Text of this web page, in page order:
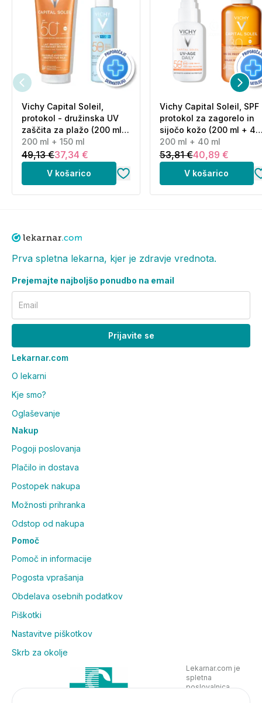
Izdelek vsakodnevno nanesite pod čiste in suhe
pazduhe.
Opozorila:
Ta izdelek za uporabo v obicajnih ali razumno
predvidljivih pogojih uporabe ne zahteva nobenih
posebnih varnostnih ukrepov.
Sestavine (INCI):
AQUA / WATER, ALUMINUM CHLOROHYDRATE,
DIMETHICONE, C14-22 ALCOHOLS, PARFUM /
FRAGRANCE, STEARETH-100/PEG-136/HDI
COPOLYMER, PERLITE, ZINC PCA, C12-20 ALKYL
GLUCOSIDE, PENTYLENE GLYCOL
se lahko razlikuje, če so posamezni izdelki trenutno v
akciji.
elektronski kontaktni naslovse nahajajo
Vichy Capital Soleil,
protokol - družinska UV
zaščita za plažo (200 ml +
150 ml)
200 ml + 150 ml
49,13 €37,34 €
V košarico
Vichy Capital Soleil, SPF
protokol za zagorelo in
sijočo kožo (200 ml + 40
ml)
200 ml + 40 ml
53,81 €40,89 €
V košarico
Prva spletna lekarna, kjer je zdravje vrednota.
Prejemajte najboljšo ponudbo na email
Email
Prijavite se
Lekarnar.com
O lekarni
Kje smo?
Oglaševanje
Nakup
Pogoji poslovanja
Plačilo in dostava
Postopek nakupa
Možnosti prihranka
Odstop od nakupa
Pomoč
Pomoč in informacije
Pogosta vprašanja
Obdelava osebnih podatkov
Piškotki
Nastavitve piškotkov
Skrb za okolje
Lekarnar.com je
spletna
poslovalnica